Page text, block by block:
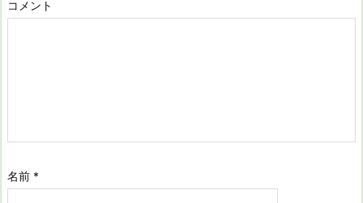
コメント
名前 *